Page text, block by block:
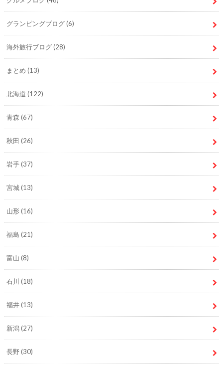
グランピングブログ(6)
海外旅行ブログ(28)
まとめ (13)
北海道 (122)
青森 (67)
秋田 (26)
岩手(37)
宮城(13)
山形(16)
福島 (21)
富山 (8)
石川 (18)
福井(13)
新潟(27)
長野(30)